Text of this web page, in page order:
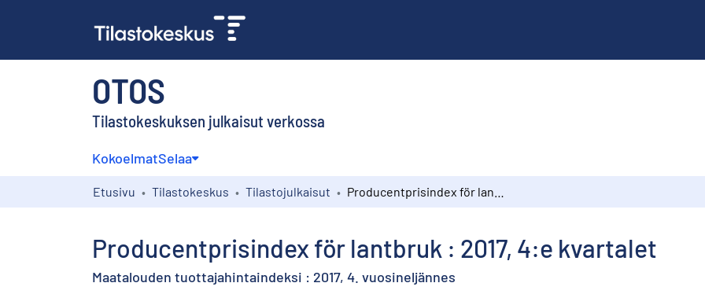
OTOS
Tilastokeskuksen julkaisut verkossa
KokoelmatSelaa
Etusivu Tilastokeskus Tilastojulkaisut
Producentprisindex för lantbruk : 2017, 4:e kvartalet
Maatalouden tuottajahintaindeksi : 2017, 4. vuosineljännes